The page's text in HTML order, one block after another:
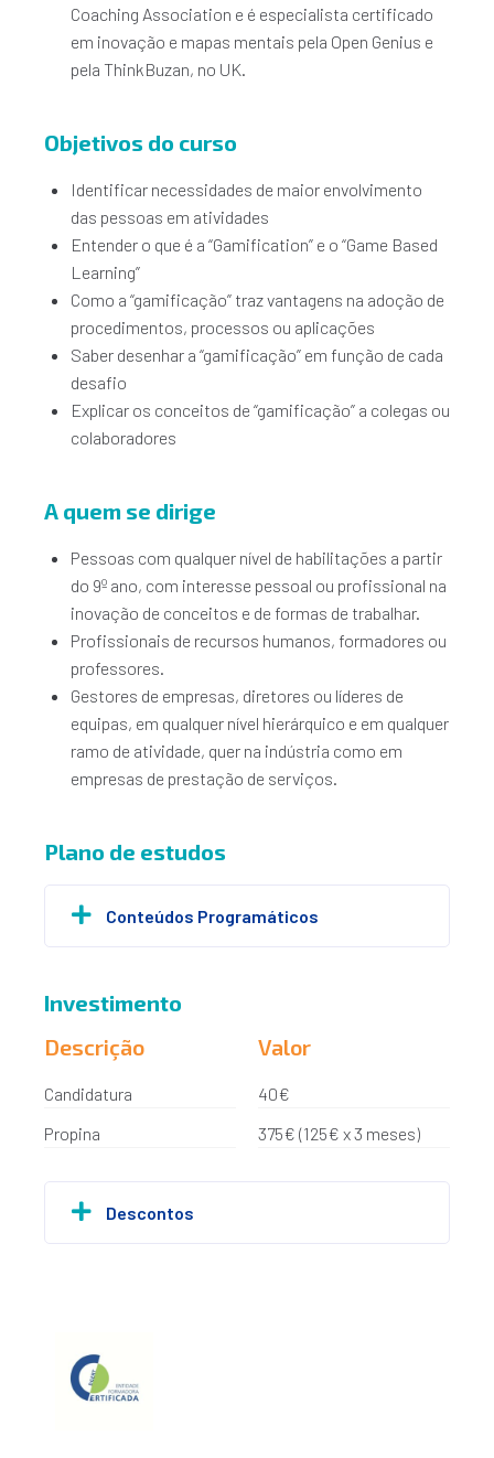
Coaching Association e é especialista certificado
em inovação e mapas mentais pela Open Genius e
pela ThinkBuzan, no UK.
Objetivos do curso
Identificar necessidades de maior envolvimento
das pessoas em atividades
Entender o que é a “Gamification” e o “Game Based
Learning”
Como a “gamificação” traz vantagens na adoção de
procedimentos, processos ou aplicações
Saber desenhar a “gamificação” em função de cada
desafio
Explicar os conceitos de “gamificação” a colegas ou
colaboradores
A quem se dirige
Pessoas com qualquer nível de habilitações a partir
do 9º ano, com interesse pessoal ou profissional na
inovação de conceitos e de formas de trabalhar.
Profissionais de recursos humanos, formadores ou
professores.
Gestores de empresas, diretores ou líderes de
equipas, em qualquer nível hierárquico e em qualquer
ramo de atividade, quer na indústria como em
empresas de prestação de serviços.
Plano de estudos
Conteúdos Programáticos
Investimento
Descrição
Candidatura
Propina
Valor
40€
375€ (125€ x 3 meses)
Descontos